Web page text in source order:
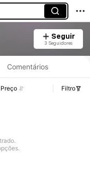
Seguir
3 Seguidores
e Detalhes de Stock.
Comentários
Preço Filtro